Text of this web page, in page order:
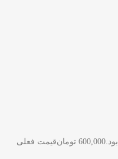
600,000 تومان
قیمت فعلی